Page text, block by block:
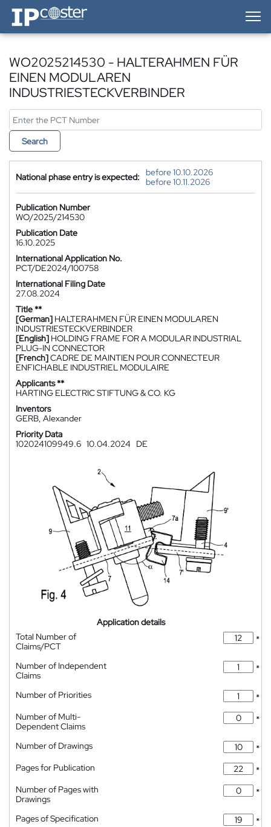
IP-Coster — Home
WO2025214530 - HALTERAHMEN FÜR
EINEN MODULAREN
INDUSTRIESTECKVERBINDER
Search
National phase entry is expected:
before 10.10.2026
before 10.11.2026
Publication Number
WO/2025/214530
Publication Date
16.10.2025
International Application No.
PCT/DE2024/100758
International Filing Date
27.08.2024
Title **
[German] HALTERAHMEN FÜR EINEN MODULAREN
INDUSTRIESTECKVERBINDER
[English] HOLDING FRAME FOR A MODULAR INDUSTRIAL
PLUG-IN CONNECTOR
[French]CADRE DE MAINTIEN POUR CONNECTEUR
ENFICHABLE INDUSTRIEL MODULAIRE
Applicants **
HARTING ELECTRIC STIFTUNG & CO. KG
Inventors
GERB, Alexander
Priority Data
102024109949.6 10.04.2024 DE
Application details
Total Number of
Claims/PCT
*
Number of Independent
Claims
*
Number of Priorities
*
Number of Multi-
Dependent Claims
*
Number of Drawings
*
Pages for Publication
*
Number of Pages with
Drawings
*
Pages of Specification
*